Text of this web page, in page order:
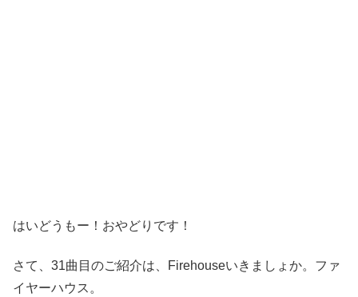
はいどうもー！おやどりです！
さて、31曲目のご紹介は、Firehouseいきましょか。ファ
イヤーハウス。